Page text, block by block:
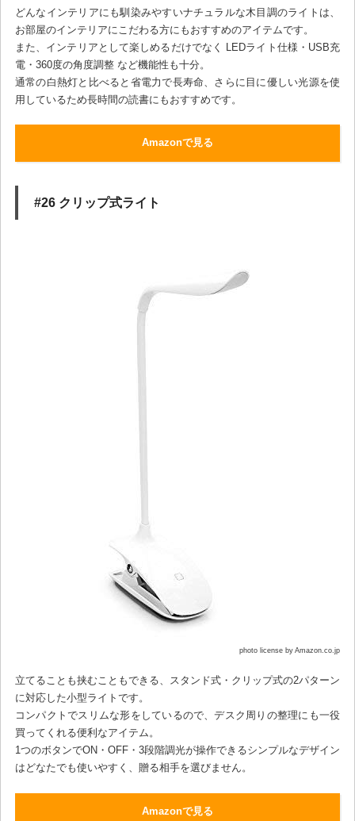
どんなインテリアにも馴染みやすいナチュラルな木目調のライトは、
お部屋のインテリアにこだわる方にもおすすめのアイテムです。
また、インテリアとして楽しめるだけでなく LEDライト仕様・USB充
電・360度の角度調整 など機能性も十分。
通常の白熱灯と比べると省電力で長寿命、さらに目に優しい光源を使
用しているため長時間の読書にもおすすめです。
Amazonで見る
#26 クリップ式ライト
photo license by Amazon.co.jp
立てることも挟むこともできる、スタンド式・クリップ式の2パターン
に対応した小型ライトです。
コンパクトでスリムな形をしているので、デスク周りの整理にも一役
買ってくれる便利なアイテム。
1つのボタンでON・OFF・3段階調光が操作できるシンプルなデザイン
はどなたでも使いやすく、贈る相手を選びません。
Amazonで見る